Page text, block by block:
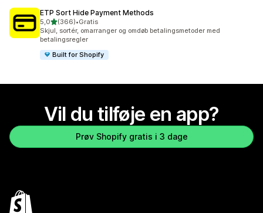
ETP Sort Hide Payment Methods
5,0ud af 5 stjerner
(366)
366 anmeldelser i alt
•Gratis
Skjul, sortér, omarranger og omdøb betalingsmetoder med
betalingsregler
Built for Shopify
Vil du tilføje en app?
Prøv Shopify gratis i 3 dage